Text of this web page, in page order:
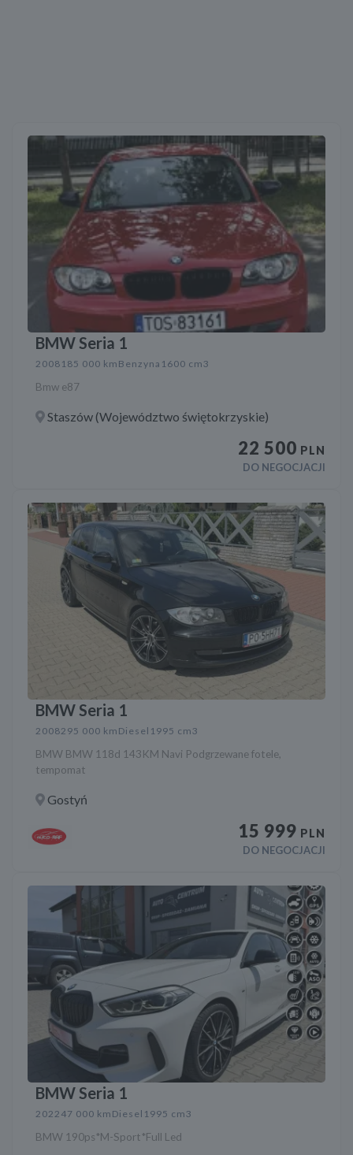
BMW Seria 1
2008 185 000 km Benzyna 1600 cm3
Bmw e87
Staszów (Województwo świętokrzyskie)
22 500 PLN
DO NEGOCJACJI
BMW Seria 1
2008295 000 km Diesel 1995 cm3
BMW BMW 118d 143KM Navi Podgrzewane fotele,
tempomat
Gostyń
15 999 PLN
DO NEGOCJACJI
BMW Seria 1
2022 47 000 km Diesel 1995 cm3
BMW 190ps*M-Sport*Full Led